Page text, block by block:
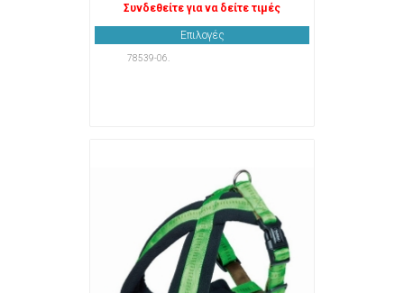
Συνδεθείτε για να δείτε τιμές
Επιλογές
78539-06.